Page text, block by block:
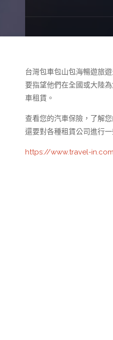
台灣包車包山包海暢遊旅
要指望他們在全國或大陸
車租賃。
查看您的汽車保險，了解
還要對各種租賃公司進行
https://www.travel-